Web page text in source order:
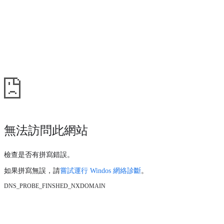
無法訪問此網站
檢查是否有拼寫錯誤。
如果拼寫無誤，請嘗試運行 Windos 網絡診斷。
DNS_PROBE_FINSHED_NXDOMAIN